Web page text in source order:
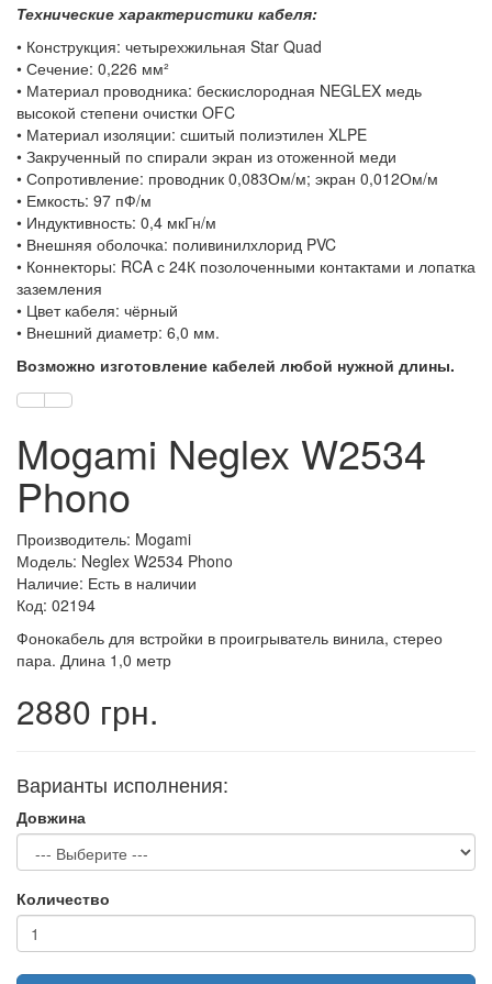
Технические характеристики кабеля:
• Конструкция: четырехжильная Star Quad
• Сечение: 0,226 мм²
• Материал проводника: бескислородная NEGLEX медь
высокой степени очистки OFC
• Материал изоляции: сшитый полиэтилен XLPE
• Закрученный по спирали экран из отоженной меди
• Сопротивление: проводник 0,083Ом/м; экран 0,012Ом/м
• Емкость: 97 пФ/м
• Индуктивность: 0,4 мкГн/м
• Внешняя оболочка: поливинилхлорид PVC
• Коннекторы: RCA с 24К позолоченными контактами и лопатка
заземления
• Цвет кабеля: чёрный
• Внешний диаметр: 6,0 мм.
Возможно изготовление кабелей любой нужной длины.
Mogami Neglex W2534
Phono
Производитель: Mogami
Модель: Neglex W2534 Phono
Наличие: Есть в наличии
Код: 02194
Фонокабель для встройки в проигрыватель винила, стерео
пара. Длина 1,0 метр
2880 грн.
Варианты исполнения:
Довжина
Количество